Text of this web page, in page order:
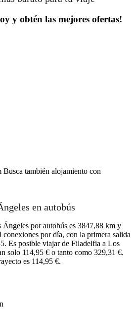
y obtén las mejores ofertas!
Busca también alojamiento con
en autobús
por autobús es 3847,88 km y
por día, con la primera salida
Es posible viajar de Filadelfia a Los
solo 114,95 € o tanto como 329,31 €.
es 114,95 €.